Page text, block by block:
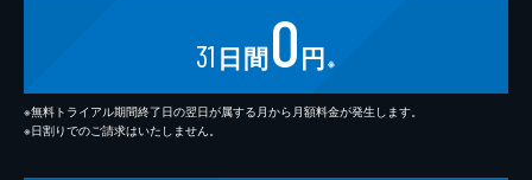
31 日間0円 ※
※無料トライアル期間終了日の翌日が属する月から月額料金が発生します。
※日割りでのご請求はいたしません。